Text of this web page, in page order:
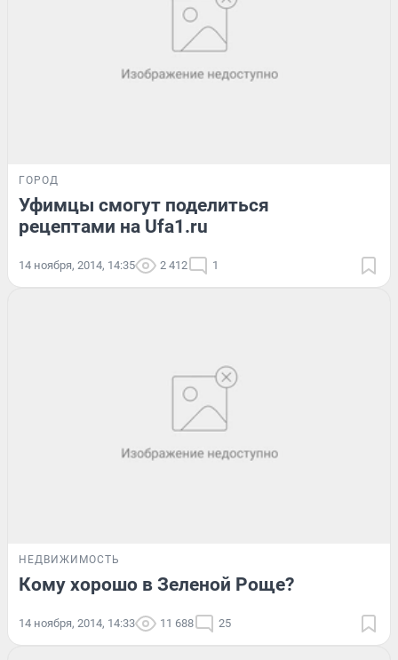
ГОРОД
Уфимцы смогут поделиться
рецептами на Ufa1.ru
14 ноября, 2014, 14:35 2 412 1
НЕДВИЖИМОСТЬ
Кому хорошо в Зеленой Роще?
14 ноября, 2014, 14:33 11 688 25